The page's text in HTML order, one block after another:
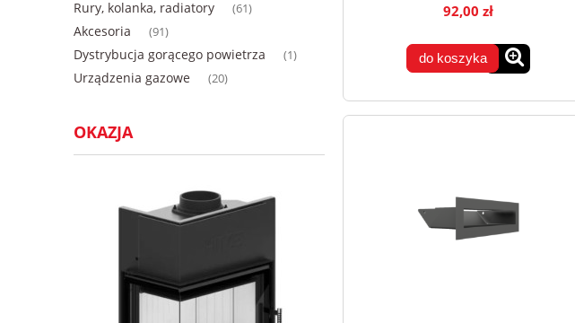
Rury, kolanka, radiatory (61)
Akcesoria (91)
Dystrybucja gorącego powietrza (1)
Urządzenia gazowe (20)
OKAZJA
92,00 zł
do koszyka